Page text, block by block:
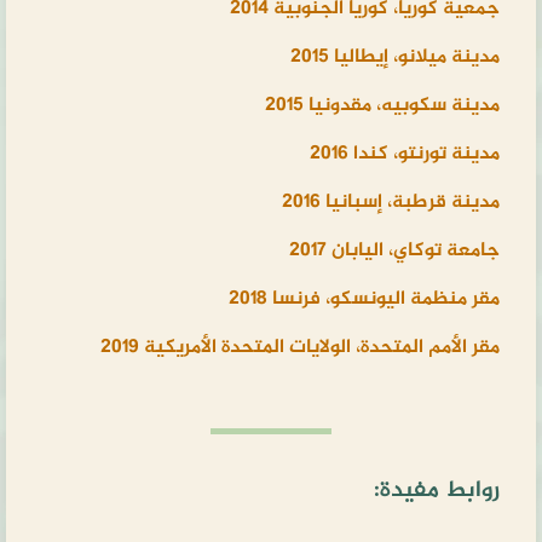
جمعية كوريا، كوريا الجنوبية 2014
مدينة ميلانو، إيطاليا 2015
مدينة سكوبيه، مقدونيا 2015
مدينة تورنتو، كندا 2016
مدينة قرطبة، إسبانيا 2016
جامعة توكاي، اليابان 2017
مقر منظمة اليونسكو، فرنسا 2018
مقر الأمم المتحدة، الولايات المتحدة الأمريكية 2019
روابط مفيدة: